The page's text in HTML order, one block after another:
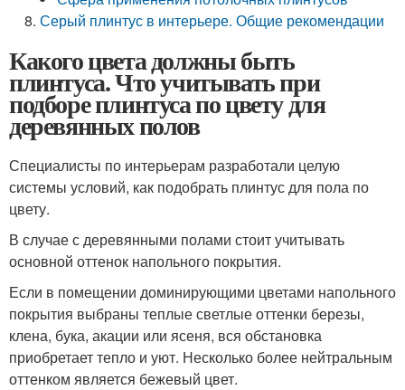
Серый плинтус в интерьере. Общие рекомендации
Какого цвета должны быть
плинтуса. Что учитывать при
подборе плинтуса по цвету для
деревянных полов
Специалисты по интерьерам разработали целую
системы условий, как подобрать плинтус для пола по
цвету.
В случае с деревянными полами стоит учитывать
основной оттенок напольного покрытия.
Если в помещении доминирующими цветами напольного
покрытия выбраны теплые светлые оттенки березы,
клена, бука, акации или ясеня, вся обстановка
приобретает тепло и уют. Несколько более нейтральным
оттенком является бежевый цвет.